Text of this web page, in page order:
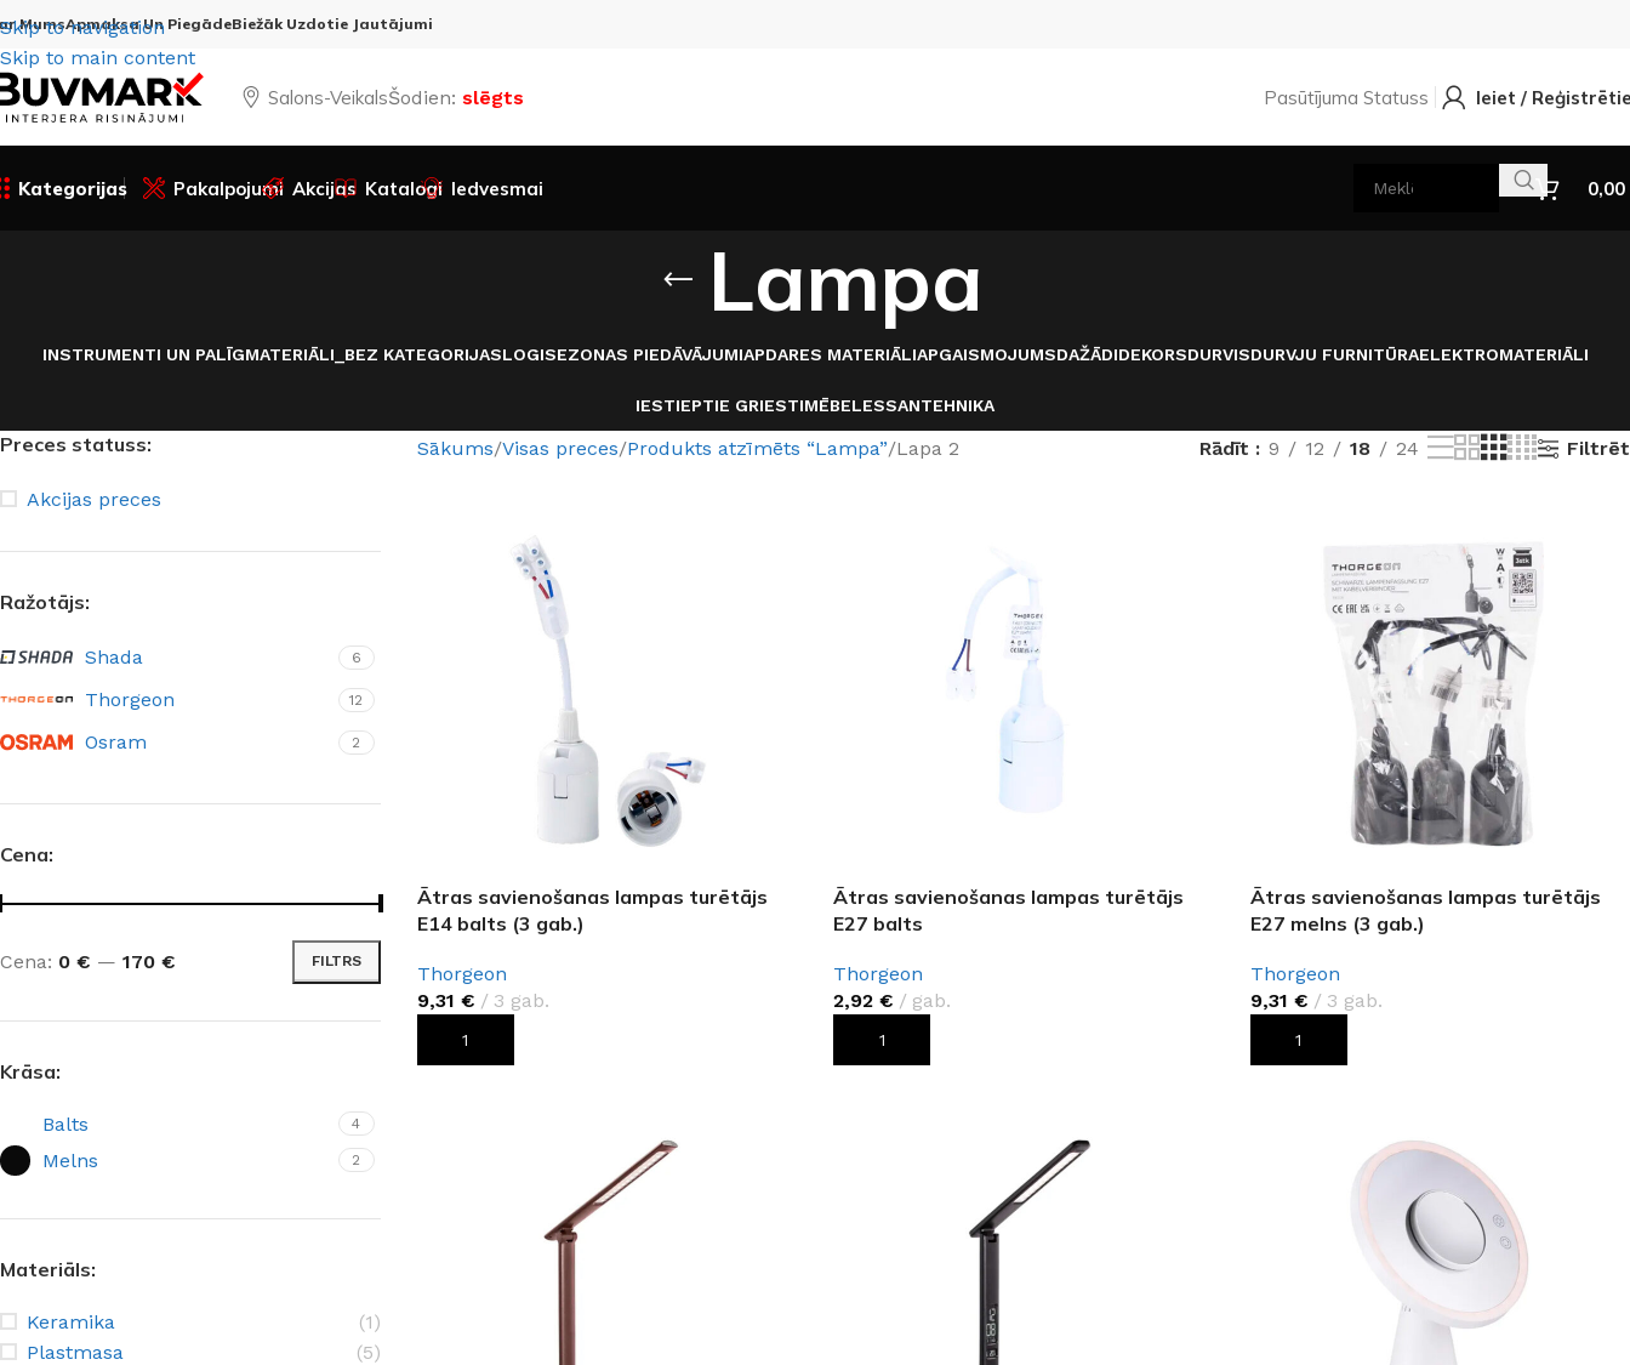
Skip to navigation
Skip to main content
MumsApmaksa Un PiegādeBiežāk Uzdotie Jautājumi
Salons-VeikalsŠodien: slēgts Pasūtījuma Statuss Ieiet /
Kategorijas Pakalpojumi Akcijas Katalogi Iedvesmai 0,00
Lampa
INSTRUMENTI UN PALĪGMATERIĀLI _BEZ KATEGORIJASLOGISEZONAS PIEDĀVĀJUMIAPDARES MATERIĀLIAPGAISMOJUMSDAŽĀDIDEKORSDURVISDURVJU FURNITŪRAELEKTROMATERIĀLI
IESTIEPTIE GRIESTIMĒBELESSANTEHNIKA
Preces statuss:
Akcijas preces
Ražotājs:
Shada 6
Thorgeon 12
Osram 2
Cena:
FILTRS
Cena: 0 € — 170 €
Krāsa:
Balts 4
Melns 2
Materiāls:
Keramika
(1)
Plastmasa
(5)
Sākums Visas preces Produkts atzīmēts “Lampa” Lapa 2 Rādīt 9 12 18 24 Filtrēt
Ātras savienošanas lampas turētājs
E14 balts (3 gab.)
Thorgeon
9,31 € 3 gab.
PIEVIENOT GROZAM
Ātras savienošanas lampas turētājs
E27 balts
Thorgeon
2,92 € gab.
PIEVIENOT GROZAM
Ātras savienošanas lampas turētājs
E27 melns (3 gab.)
Thorgeon
9,31 € 3 gab.
PIEVIENOT GROZAM